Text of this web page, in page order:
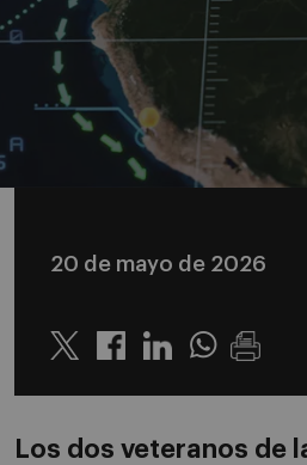
20 de mayo de 2026
Twitter LinkedinWhatsapp
Los dos veteranos de